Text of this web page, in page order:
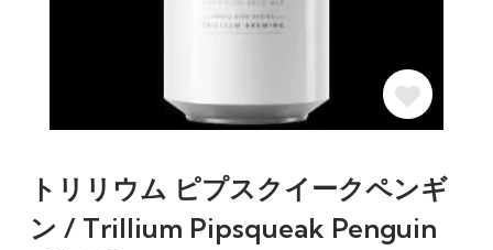
トリリウム ピプスクイークペンギ
ン / Trillium Pipsqueak Penguin